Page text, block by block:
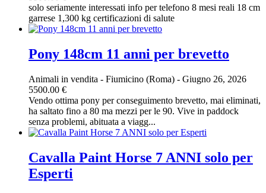
solo seriamente interessati info per telefono 8 mesi reali 18 cm
garrese 1,300 kg certificazioni di salute
Pony 148cm 11 anni per brevetto
Animali in vendita - Fiumicino (Roma) - Giugno 26, 2026
5500.00 €
Vendo ottima pony per conseguimento brevetto, mai eliminati,
ha saltato fino a 80 ma mezzi per le 90. Vive in paddock
senza problemi, abituata a viagg...
Cavalla Paint Horse 7 ANNI solo per
Esperti